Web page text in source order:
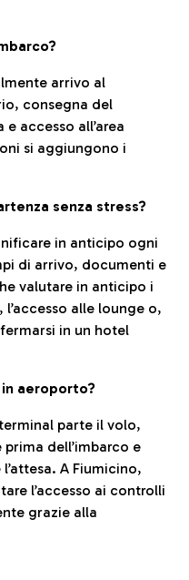
arrivo al
consegna del
accesso all’area
si aggiungono i
senza stress?
in anticipo ogni
di arrivo, documenti e
valutare in anticipo i
alle lounge o,
in un hotel
aeroporto?
parte il volo,
dell’imbarco e
A Fiumicino,
l’accesso ai controlli
grazie alla